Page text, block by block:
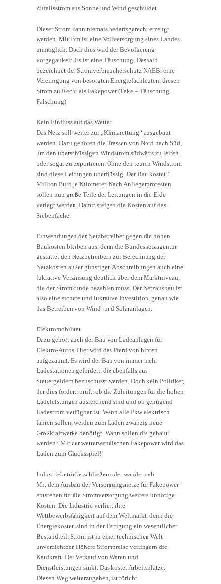
Zufallsstrom aus Sonne und Wind geschuldet.
Dieser Strom kann niemals bedarfsgerecht erzeugt
werden. Mit ihm ist eine Vollversorgung eines Landes
unmöglich. Doch dies wird der Bevölkerung
vorgegaukelt. Es ist eine Täuschung. Deshalb
bezeichnet der Stromverbraucherschutz NAEB, eine
Vereinigung von besorgten Energiefachleuten, diesen
Strom zu Recht als Fakepower (Fake = Täuschung,
Fälschung).
Kein Einfluss auf das Wetter
Das Netz soll weiter zur „Klimarettung“ ausgebaut
werden. Dazu gehören die Trassen von Nord nach Süd,
um den überschüssigen Windstrom südwärts zu leiten
oder sogar zu exportieren. Ohne den teuren Windstrom
sind diese Leitungen überflüssig. Der Bau kostet 1
Million Euro je Kilometer. Nach Anliegerprotesten
sollen nun große Teile der Leitungen in die Erde
verlegt werden. Damit steigen die Kosten auf das
Siebenfache.
Einwendungen der Netzbetreiber gegen die hohen
Baukosten bleiben aus, denn die Bundesnetzagentur
gestattet den Netzbetreibern zur Berechnung der
Netzkosten außer günstigen Abschreibungen auch eine
lukrative Verzinsung deutlich über dem Marktniveau,
die der Stromkunde bezahlen muss. Der Netzausbau ist
also eine sichere und lukrative Investition, genau wie
das Betreiben von Wind- und Solaranlagen.
Elektromobilität
Dazu gehört auch der Bau von Ladeanlagen für
Elektro-Autos. Hier wird das Pferd von hinten
aufgezäumt. Es wird der Bau von immer mehr
Ladestationen gefordert, die ebenfalls aus
Steuergeldern bezuschusst werden. Doch kein Politiker,
der dies fordert, prüft, ob die Zuleitungen für die hohen
Ladeleistungen ausreichend sind und ob genügend
Ladestrom verfügbar ist. Wenn alle Pkw elektrisch
fahren sollen, werden zum Laden zwanzig neue
Großkraftwerke benötigt. Wann sollen die gebaut
werden? Mit der wetterwendischen Fakepower wird das
Laden zum Glücksspiel!
Industriebetriebe schließen oder wandern ab
Mit dem Ausbau der Versorgungsnetze für Fakepower
entstehen für die Stromversorgung weitere unnötige
Kosten. Die Industrie verliert ihre
Wettbewerbsfähigkeit auf dem Weltmarkt, denn die
Energiekosten sind in der Fertigung ein wesentlicher
Bestandteil. Strom ist in einer technischen Welt
unverzichtbar. Höhere Strompreise verringern die
Kaufkraft. Der Verkauf von Waren und
Dienstleistungen sinkt. Das kostet Arbeitsplätze.
Diesen Weg weiterzugehen, ist töricht.